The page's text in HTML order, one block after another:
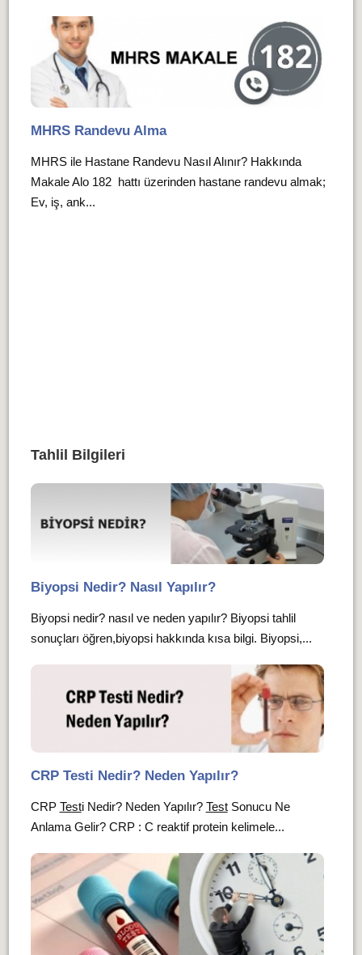
MHRS Randevu Alma
MHRS ile Hastane Randevu Nasıl Alınır? Hakkında
Makale Alo 182 hattı üzerinden hastane randevu almak;
Ev, iş, ank...
Tahlil Bilgileri
Biyopsi Nedir? Nasıl Yapılır?
Biyopsi nedir? nasıl ve neden yapılır? Biyopsi tahlil
sonuçları öğren,biyopsi hakkında kısa bilgi. Biyopsi,...
CRP Testi Nedir? Neden Yapılır?
CRP Testi Nedir? Neden Yapılır? TestSonucu Ne
Anlama Gelir? CRP : C reaktif protein kelimele...